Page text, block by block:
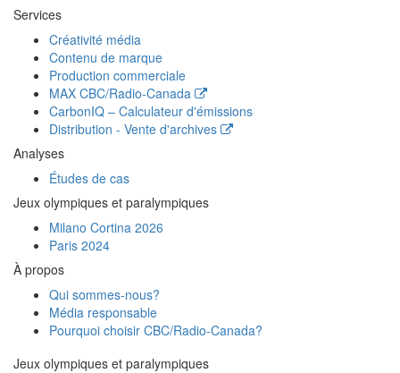
Services
Créativité média
Contenu de marque
Production commerciale
MAX CBC/Radio-Canada
CarbonIQ – Calculateur d'émissions
Distribution - Vente d'archives
Analyses
Études de cas
Jeux olympiques et paralympiques
Milano Cortina 2026
Paris 2024
À propos
Qui sommes-nous?
Média responsable
Pourquoi choisir CBC/Radio-Canada?
Jeux olympiques et paralympiques